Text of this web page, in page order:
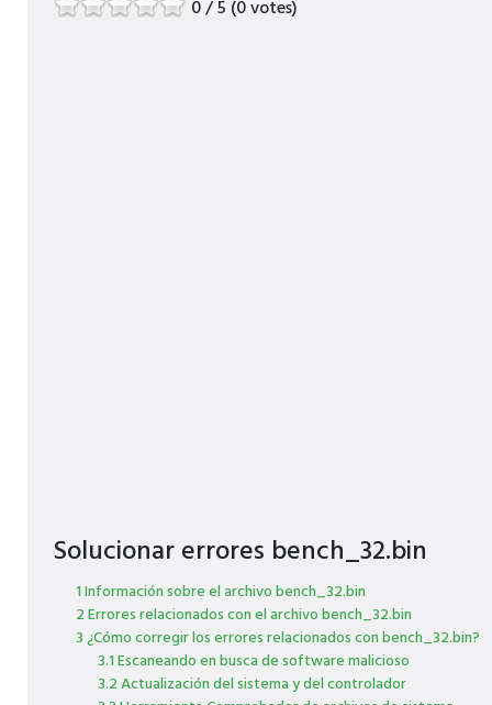
0 / 5 (0 votes)
Solucionar errores bench_32.bin
1 Información sobre el archivo bench_32.bin
2 Errores relacionados con el archivo bench_32.bin
3 ¿Cómo corregir los errores relacionados con bench_32.bin?
3.1 Escaneando en busca de software malicioso
3.2 Actualización del sistema y del controlador